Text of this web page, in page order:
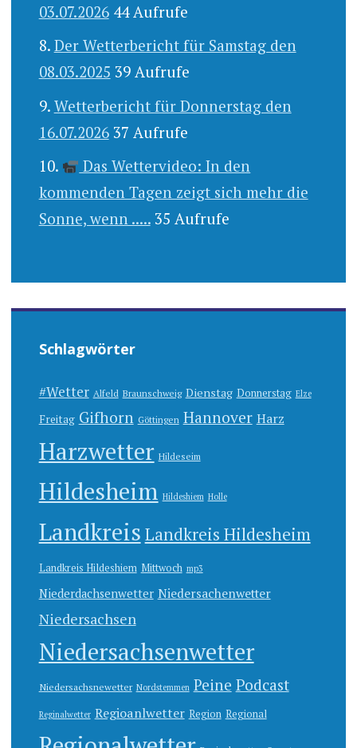
03.07.2026 44 Aufrufe
Der Wetterbericht für Samstag den
08.03.2025 39 Aufrufe
Wetterbericht für Donnerstag den
16.07.2026 37 Aufrufe
Das Wettervideo: In den
kommenden Tagen zeigt sich mehr die
Sonne, wenn ..... 35 Aufrufe
Schlagwörter
#Wetter Alfeld Braunschweig Dienstag Donnerstag Elze
Freitag Gifhorn Göttingen Hannover Harz
Harzwetter Hildeseim
Hildesheim Hildeshiem Holle
Landkreis Landkreis Hildesheim
Landkreis Hildeshiem Mittwoch mp3
Niederdachsenwetter Niedersachenwetter
Niedersachsen
Niedersachsenwetter
Niedersachsnewetter Nordstemmen Peine Podcast
Reginalwetter Regioanlwetter Region Regional